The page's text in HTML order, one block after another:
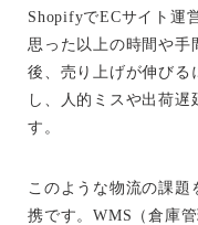
ShopifyでECサイト運
思った以上の時間や手
後、売り上げが伸びる
し、人的ミスや出荷遅
す。
このような物流の課題
携です。WMS（倉庫